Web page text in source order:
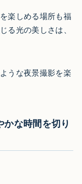
楽しめる場所も福
る光の美しさは、
うな夜景撮影を楽
な時間を切り